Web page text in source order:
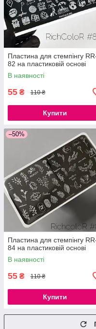
Пластина для стемпінгу
82 на пластиковій основі
В наявності
55 ₴ 110 ₴
Купити
–50%
Пластина для стемпінгу
84 на пластиковій основі
В наявності
55 ₴ 110 ₴
Купити